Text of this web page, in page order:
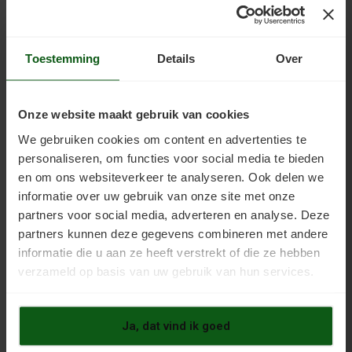
Toestemming Details Over
Onze website maakt gebruik van cookies
We gebruiken cookies om content en advertenties te
personaliseren, om functies voor social media te bieden
en om ons websiteverkeer te analyseren. Ook delen we
informatie over uw gebruik van onze site met onze
partners voor social media, adverteren en analyse. Deze
partners kunnen deze gegevens combineren met andere
informatie die u aan ze heeft verstrekt of die ze hebben
verzameld op basis van uw gebruik van hun services.
Ja, dat vind ik goed
Garagevloer Coating Kleur
componenten vloercoating op
voor garages en werkplaatsen die
zwaar of professioneel belast
worden. Voor garage en werkplaats
Deze epoxy vloercoating is gesch
BEKIJKEN
€17,88